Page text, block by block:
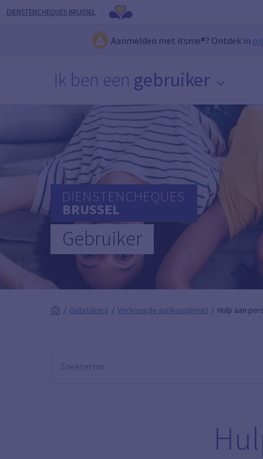
DIENSTENCHEQUES BRUSSEL
Aanmelden met itsme®? Ontdek in
Ik ben een gebruiker
DIENSTENCHEQUES
BRUSSEL
Gebruiker
Gebruikers Verhoogde aankooplimiet Hulp aan